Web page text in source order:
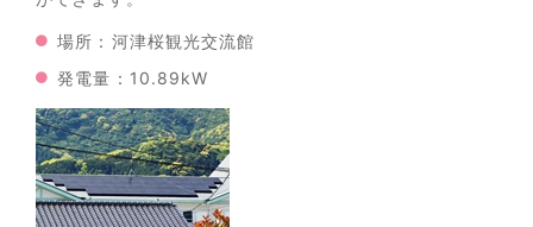
場所：河津桜観光交流館
発電量：10.89kW